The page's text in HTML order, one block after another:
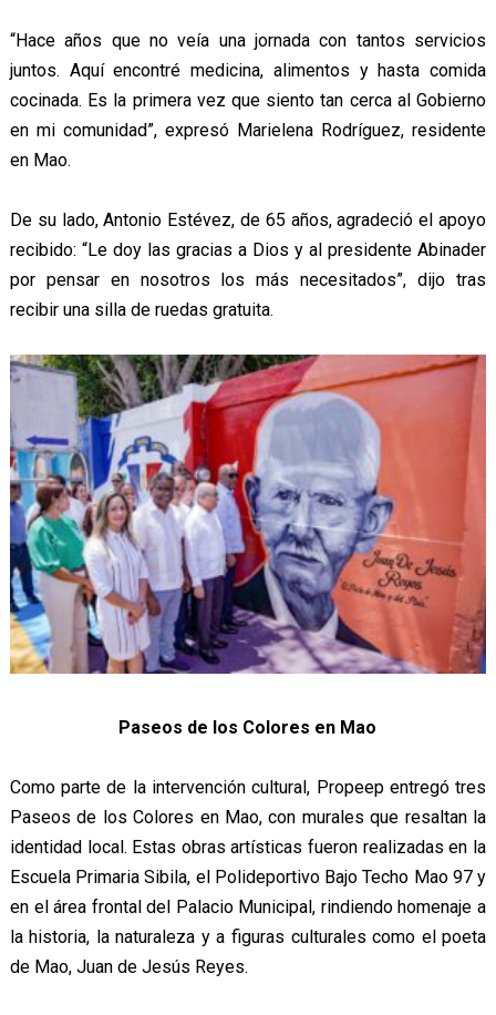
“Hace años que no veía una jornada con tantos servicios
juntos. Aquí encontré medicina, alimentos y hasta comida
cocinada. Es la primera vez que siento tan cerca al Gobierno
en mi comunidad”, expresó Marielena Rodríguez, residente
en Mao.
De su lado, Antonio Estévez, de 65 años, agradeció el apoyo
recibido: “Le doy las gracias a Dios y al presidente Abinader
por pensar en nosotros los más necesitados”, dijo tras
recibir una silla de ruedas gratuita.
Paseos de los Colores en Mao
Como parte de la intervención cultural, Propeep entregó tres
Paseos de los Colores en Mao, con murales que resaltan la
identidad local. Estas obras artísticas fueron realizadas en la
Escuela Primaria Sibila, el Polideportivo Bajo Techo Mao 97 y
en el área frontal del Palacio Municipal, rindiendo homenaje a
la historia, la naturaleza y a figuras culturales como el poeta
de Mao, Juan de Jesús Reyes.